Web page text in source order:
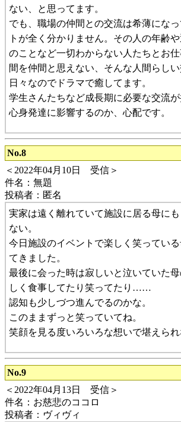
ない、と思ってます。
でも、職場の仲間との交流は希薄にな
トが全く分かりません。その人の年齢
のことなど一切わからない人たちとお
間を仲間と思えない、そんな人間らし
日々なのでドラマで癒してます。
学生さんたちなど成長期に必要な交流
心身発達に影響するのか、心配です。
No.8
＜2022年04月10日 受信＞
件名：無題
投稿者：匿名
実家は遠く離れていて施設に居る母に
ない。
今日施設のイベントで楽しく笑ってい
てきました。
最後に会った時は寂しいと泣いていた
しく食事してたり笑ってたり……
認知も少しづつ進んでるのかな。
このままずっと笑っていてね。
笑顔を見る度いろいろな想いで堪えられ
No.9
＜2022年04月13日 受信＞
件名：お慈悲のココロ
投稿者：ヴィヴィ